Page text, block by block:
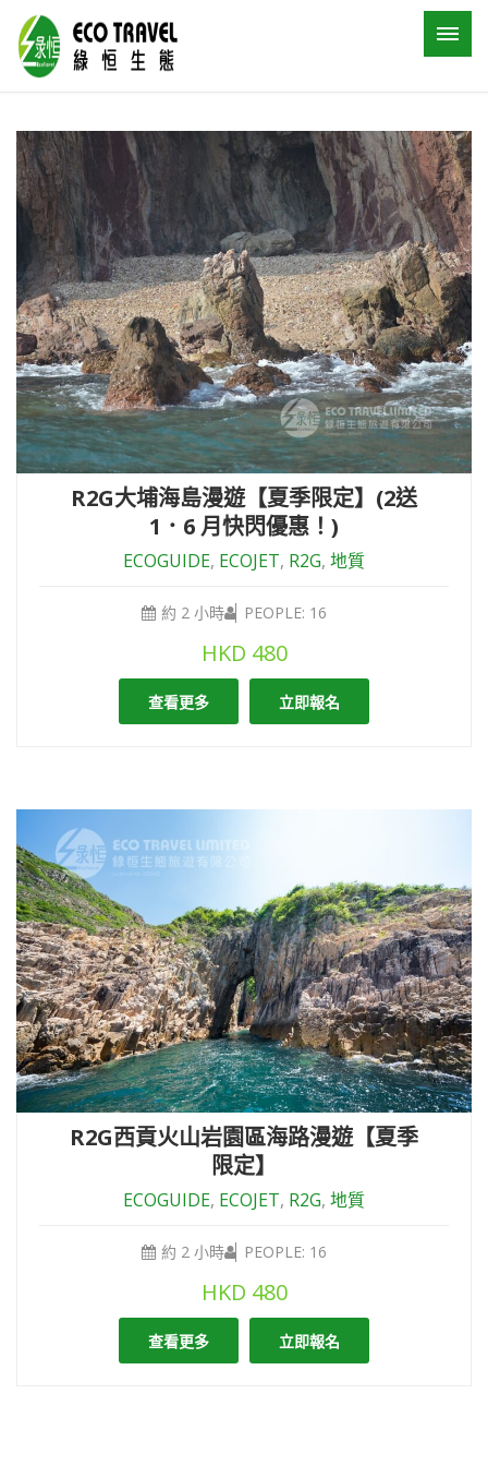
R2G大埔海島漫遊【夏季限定】(2送
1．6 月快閃優惠！)
ECOGUIDE, ECOJET, R2G, 地質
約 2 小時 PEOPLE: 16
HKD 480
查看更多 立即報名
R2G西貢火山岩園區海路漫遊【夏季
限定】
ECOGUIDE, ECOJET, R2G, 地質
約 2 小時 PEOPLE: 16
HKD 480
查看更多 立即報名